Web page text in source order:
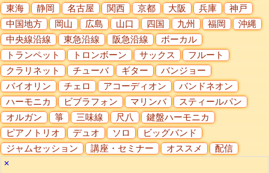
東海
静岡 名古屋 関西 京都 大阪 兵庫
神戸
中国地方
岡山 広島 山口 四国 九州 福岡
沖縄
中央線沿線
東急沿線 阪急沿線
ボーカル
トランペット
トロンボーン サックス
フルート
クラリネット
チューバ ギター
バンジョー
バイオリン
チェロ アコーディオン
バンドネオン
ハーモニカ
ビブラフォン マリンバ
スティールパン
オルガン
箏 三味線 尺八
鍵盤ハーモニカ
ピアノトリオ
デュオ ソロ
ビッグバンド
ジャムセッション
講座・セミナー オススメ 配信
✕